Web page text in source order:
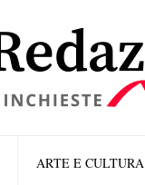
ARTE E CULTURA